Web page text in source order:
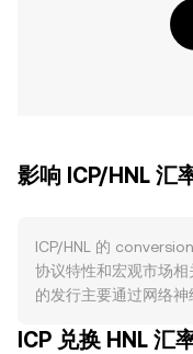
影响 ICP/HNL 汇
ICP/HNL 的
协议特性和宏观市场
的发行主要通过网络神
半”周期；与此同时，
ICP 兑换 HNL 汇